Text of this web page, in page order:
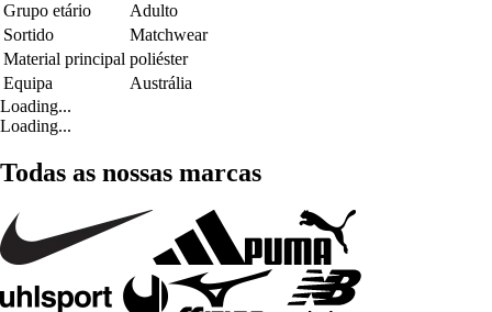
Grupo etário
Adulto
Sortido
Matchwear
Material principal poliéster
Equipa
Austrália
Loading...
Loading...
Todas as nossas marcas